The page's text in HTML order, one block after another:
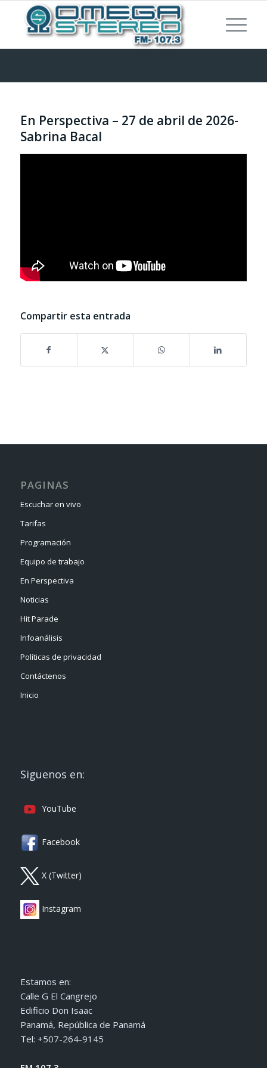
En Perspectiva – 27 de abril de 2026-
Sabrina Bacal
Compartir esta entrada
PAGINAS
Escuchar en vivo
Tarifas
Programación
Equipo de trabajo
En Perspectiva
Noticias
Hit Parade
Infoanálisis
Políticas de privacidad
Contáctenos
Inicio
Siguenos en:
YouTube
Facebook
X (Twitter)
Instagram
Estamos en:
Calle G El Cangrejo
Edificio Don Isaac
Panamá, República de Panamá
Tel: +507-264-9145